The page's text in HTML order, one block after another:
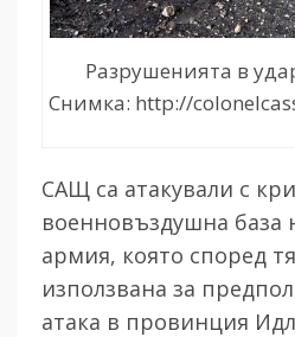
Разрушенията в
Снимка: http://
САЩ са атакували с
военновъздушна база
армия, която според
използвана за
атака в провинция